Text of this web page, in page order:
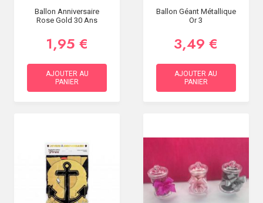
Ballon Anniversaire
Rose Gold 30 Ans
1,95 €
AJOUTER AU
PANIER
Ballon Géant Métallique
Or 3
3,49 €
AJOUTER AU
PANIER